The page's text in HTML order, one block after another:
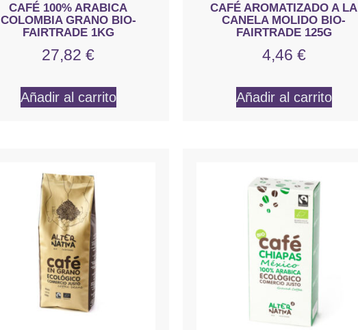
CAFÉ 100% ARABICA
COLOMBIA GRANO BIO-
FAIRTRADE 1KG
27,82 €
Añadir al carrito
CAFÉ AROMATIZADO A LA
CANELA MOLIDO BIO-
FAIRTRADE 125G
4,46 €
Añadir al carrito